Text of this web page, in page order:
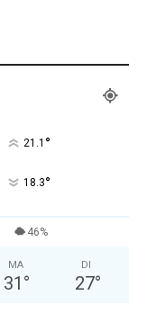
21.1 °
18.3°
46%
MA
31 °
DI
27°